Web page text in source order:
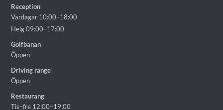
Reception
Vardagar 10:00–18:00
Helg 09:00–17:00
Golfbanan
Öppen
Driving range
Öppen
Restaurang
Tis–fre 12:00–19:00